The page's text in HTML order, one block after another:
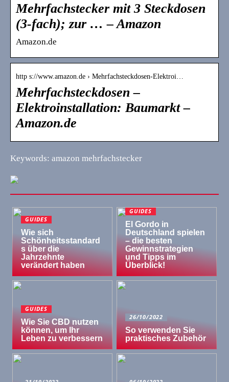
Mehrfachstecker mit 3 Steckdosen
(3-fach); zur … – Amazon
Amazon.de
http s://www.amazon.de › Mehrfachsteckdosen-Elektroi…
Mehrfachsteckdosen –
Elektroinstallation: Baumarkt –
Amazon.de
Keywords: amazon mehrfachstecker
GUIDES
Wie sich
Schönheitsstandard
s über die
Jahrzehnte
verändert haben
GUIDES
El Gordo in
Deutschland spielen
– die besten
Gewinnstrategien
und Tipps im
Überblick!
GUIDES
Wie Sie CBD nutzen
können, um Ihr
Leben zu verbessern
26/10/2022
So verwenden Sie
praktisches Zubehör